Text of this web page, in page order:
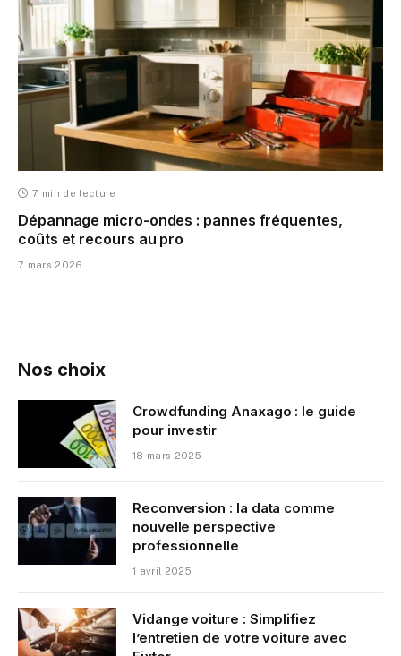
7 min de lecture
Dépannage micro-ondes : pannes fréquentes,
coûts et recours au pro
7 mars 2026
Nos choix
Crowdfunding Anaxago : le guide
pour investir
18 mars 2025
Reconversion : la data comme
nouvelle perspective
professionnelle
1 avril 2025
Vidange voiture : Simplifiez
l’entretien de votre voiture avec